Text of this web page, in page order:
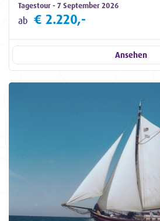
Tagestour - 7 September 2026
ab € 2.220,-
Ansehen